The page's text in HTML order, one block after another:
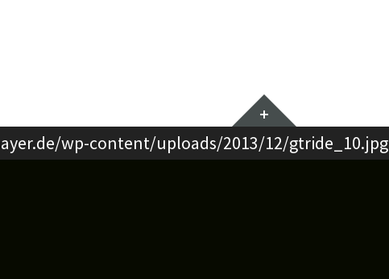
Widgets
wp-content/uploads/2013/12/gtride_10.jpg